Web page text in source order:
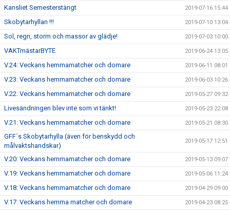
Kansliet Semesterstängt 2019-07-16 15:44
Skobytarhyllan !!! 2019-07-10 13:04
Sol, regn, storm och massor av glädje! 2019-07-03 10:00
VAKTmästarBYTE 2019-06-24 13:05
V.24: Veckans hemmamatcher och domare 2019-06-11 08:01
V.23: Veckans hemmamatcher och domare 2019-06-03 10:26
V.22: Veckans hemmamatcher och domare 2019-05-27 09:32
Livesändningen blev inte som vi tänkt! 2019-05-23 22:08
V.21: Veckans hemmamatcher och domare 2019-05-21 08:30
GFF´s Skobytarhylla (även för benskydd och
målvaktshandskar)
2019-05-17 12:51
V.20: Veckans hemmamatcher och domare 2019-05-13 09:07
V.19: Veckans hemmamatcher och domare 2019-05-06 11:24
V.18: Veckans hemmamatcher och domare 2019-04-29 09:00
V.17: Veckans hemma matcher och domare 2019-04-23 08:25